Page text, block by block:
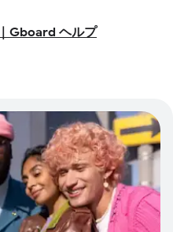
Gboard ヘルプ